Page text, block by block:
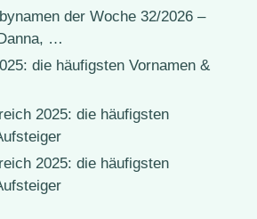
der Woche 32/2026 –
…
die häufigsten Vornamen &
2025: die häufigsten
2025: die häufigsten